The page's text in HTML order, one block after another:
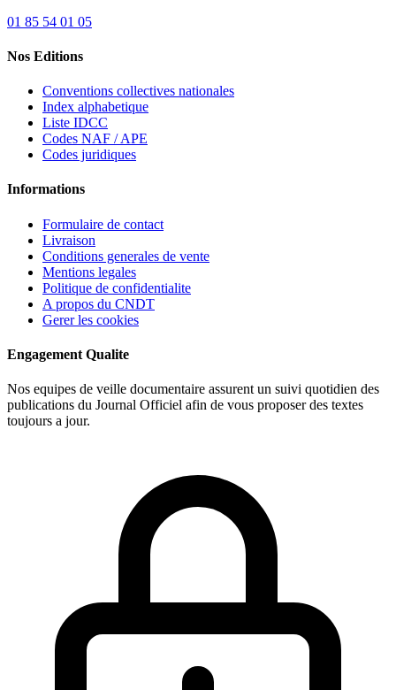
01 85 54 01 05
Nos Editions
Conventions collectives nationales
Index alphabetique
Liste IDCC
Codes NAF / APE
Codes juridiques
Informations
Formulaire de contact
Livraison
Conditions generales de vente
Mentions legales
Politique de confidentialite
A propos du CNDT
Gerer les cookies
Engagement Qualite
Nos equipes de veille documentaire assurent un suivi quotidien des
publications du Journal Officiel afin de vous proposer des textes
toujours a jour.